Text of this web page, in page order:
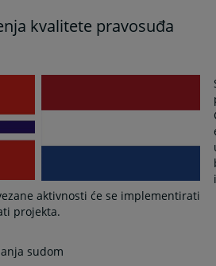
kvalitete pravosuđa
aktivnosti će se implementirati
projekta.
sudom